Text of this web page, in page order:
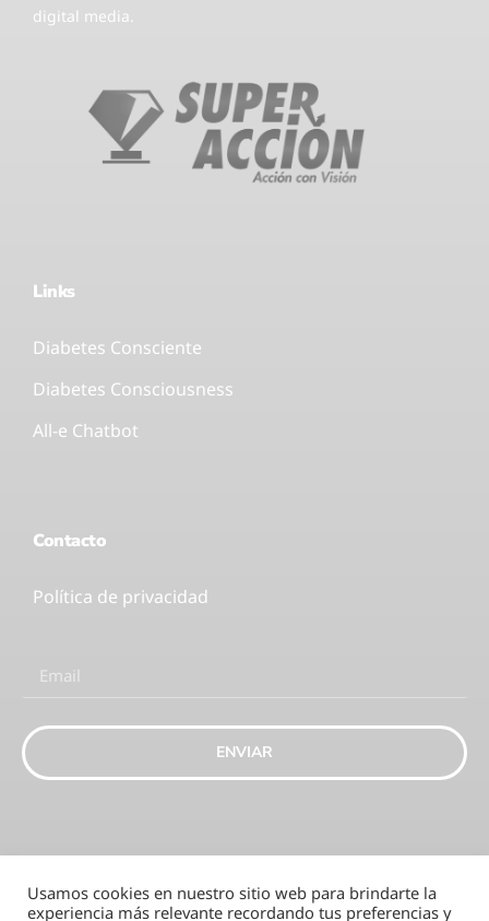
digital media.
Links
Diabetes Consciente
Diabetes Consciousness
All-e Chatbot
Contacto
Política de privacidad
ENVIAR
Usamos cookies en nuestro sitio web para brindarte la
experiencia más relevante recordando tus preferencias y